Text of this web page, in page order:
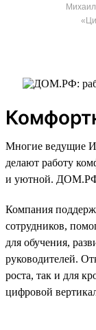
Многие ведущие
делают работу
и уютной. ДОМ.РФ
Компания
сотрудников,
для обучения,
руководителей.
роста, так и для
цифровой